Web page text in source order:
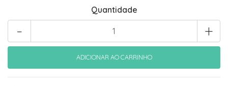
Quantidade
+
-